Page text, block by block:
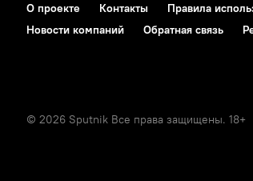
О проекте Контакты Правила
Новости компаний
Обратная связь
© 2026 Sputnik Все права защищены. 18+